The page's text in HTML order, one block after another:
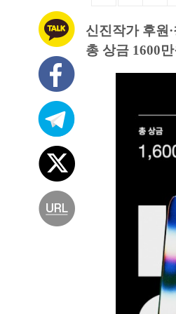
신진작가 후원
총 상금 1600